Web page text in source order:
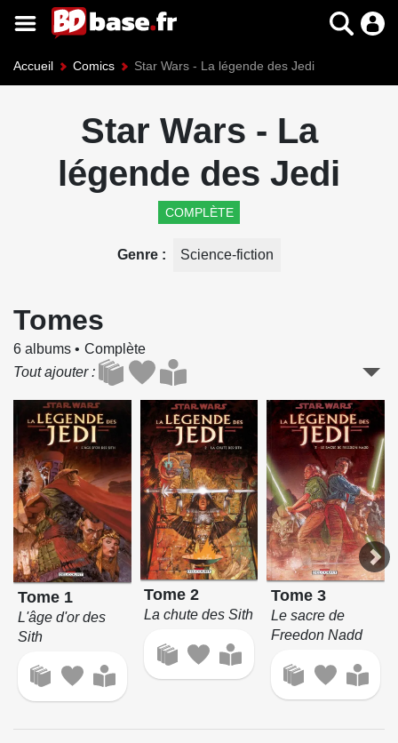
Accueil Comics Star Wars - La légende des Jedi
Star Wars - La
légende des Jedi
COMPLÈTE
Genre Science-fiction
Tomes
6 albums
Complète
Tout ajouter
Tome 1
L'âge d'or des
Sith
Tome 2
La chute des Sith
Tome 3
Le sacre de
Freedon Nadd